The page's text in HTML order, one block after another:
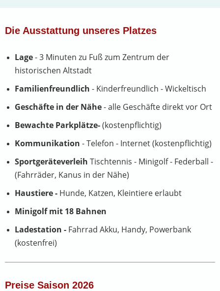
Die Ausstattung unseres Platzes
Lage- 3 Minuten zu Fuß zum Zentrum der
historischen Altstadt
Familienfreundlich - Kinderfreundlich - Wickeltisch
Geschäfte in der Nähe- alle Geschäfte direkt vor Ort
Bewachte Parkplätze-(kostenpflichtig)
Kommunikation - Telefon - Internet (kostenpflichtig)
Sportgeräteverleih Tischtennis - Minigolf - Federball -
(Fahrräder, Kanus in der Nähe)
Haustiere - Hunde, Katzen, Kleintiere erlaubt
Minigolf mit 18 Bahnen
Ladestation - Fahrrad Akku, Handy, Powerbank
(kostenfrei)
Preise Saison 2026